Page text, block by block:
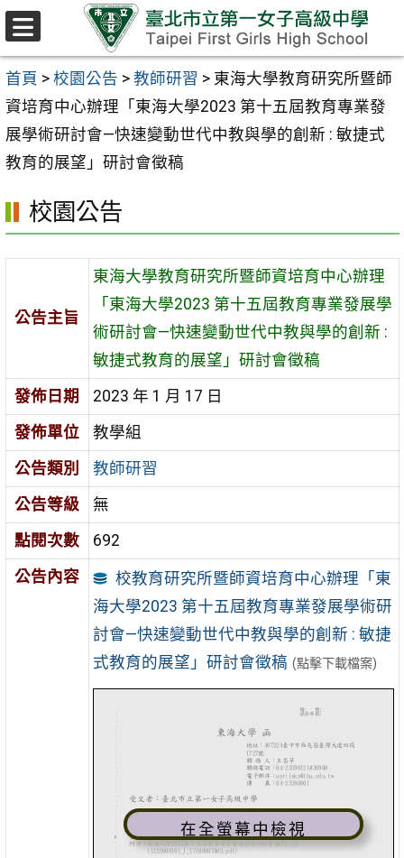
跳至主要內容區
首頁 > 校園公告 > 教師研習 > 東海大學教育研究所暨師
資培育中心辦理「東海大學2023 第十五屆教育專業發
展學術研討會—快速變動世代中教與學的創新 : 敏捷式
教育的展望」研討會徵稿
校園公告
公告主旨
東海大學教育研究所暨師資培育中心辦理
「東海大學2023 第十五屆教育專業發展學
術研討會—快速變動世代中教與學的創新 :
敏捷式教育的展望」研討會徵稿
發佈日期
2023 年 1 月 17 日
發佈單位
教學組
公告類別
教師研習
公告等級
無
點閱次數
692
公告內容
校教育研究所暨師資培育中心辦理「東
海大學2023 第十五屆教育專業發展學術研
討會—快速變動世代中教與學的創新 : 敏捷
式教育的展望」研討會徵稿 (點擊下載檔案)
在全螢幕中檢視
選
單